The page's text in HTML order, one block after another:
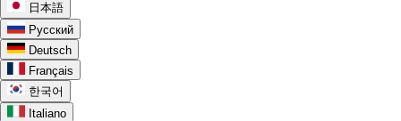
日本語
Русский
Deutsch
Français
한국어
Italiano